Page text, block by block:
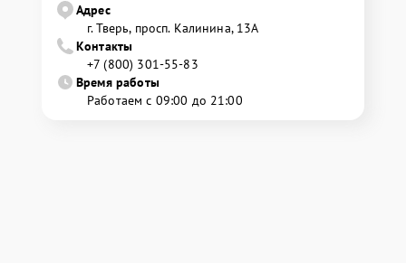
Адрес
г. Тверь, просп. Калинина, 13А
Контакты
+7 (800) 301-55-83
Время работы
Работаем с 09:00 до 21:00